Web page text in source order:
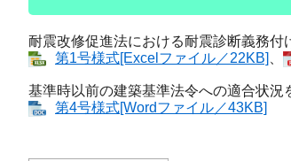
耐震改修促進法における耐震診断義務
第1号様式[Excelファイル／22KB]
基準時以前の建築基準法令への適合状況
第4号様式[Wordファイル／43KB]